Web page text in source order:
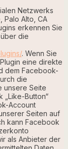
Netzwerks
Palo Alto, CA
erkennen Sie
die
. Wenn Sie
eine direkte
dem Facebook-
die
unsere Seite
„Like-Button“
Account
Seiten auf
kann Facebook
als Anbieter der